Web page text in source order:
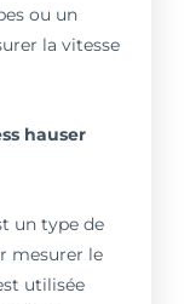
ou un
la vitesse
hauser
un type de
mesurer le
utilisée